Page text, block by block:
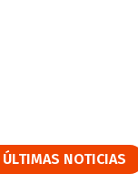
ÚLTIMAS NOTICIAS